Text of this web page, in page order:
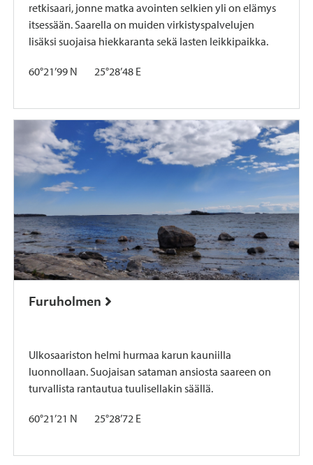
retkisaari, jonne matka avointen selkien yli on elämys
itsessään. Saarella on muiden virkistyspalvelujen
lisäksi suojaisa hiekkaranta sekä lasten leikkipaikka.
60°21’99 N 25°28’48 E
Furuholmen
Ulkosaariston helmi hurmaa karun kauniilla
luonnollaan. Suojaisan sataman ansiosta saareen on
turvallista rantautua tuulisellakin säällä.
60°21’21 N 25°28’72 E